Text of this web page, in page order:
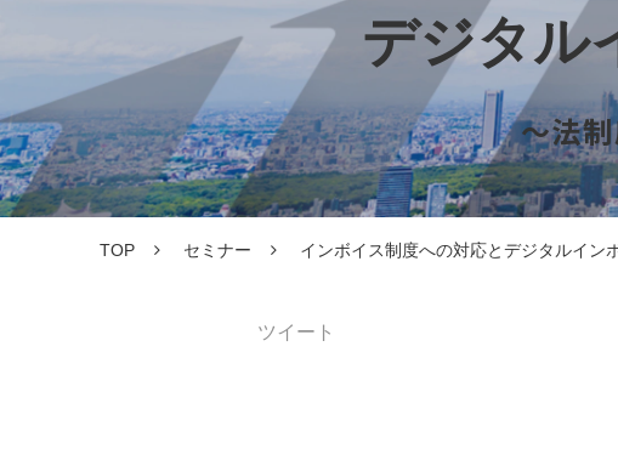
デジタル
～法
TOP セミナー インボイス制度への対応とデジタルイン
ツイート